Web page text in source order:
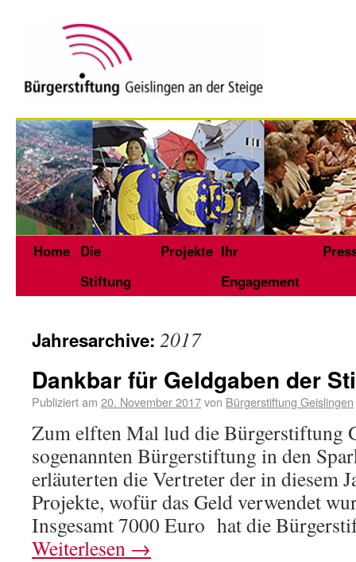
Home Die
Stiftung
Projekte Ihr
Engagement
Jahresarchive: 2017
Dankbar für Geldgaben der
Publiziert am 20. November 2017von Bürgerstiftung Geislingen
Zum elften Mal lud die Bürgerstiftung
sogenannten Bürgerstiftung in den
erläuterten die Vertreter der in diesem
Projekte, wofür das Geld verwendet
Insgesamt 7000 Euro hat die
Weiterlesen →